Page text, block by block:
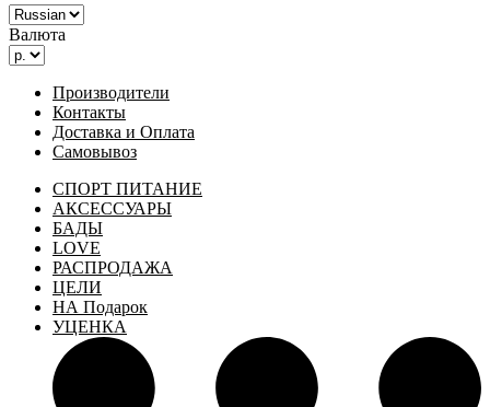
Валюта
Производители
Контакты
Доставка и Оплата
Самовывоз
СПОРТ ПИТАНИЕ
АКСЕССУАРЫ
БАДЫ
LOVE
РАСПРОДАЖА
ЦЕЛИ
НА Подарок
УЦЕНКА